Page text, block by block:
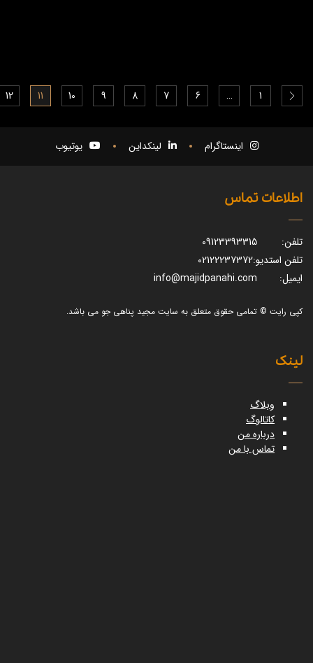
1
…
6
7
8
9
10
11
12
اینستاگرام لینکداین یوتیوب
اطلاعات تماس
تلفن:
09123393315
تلفن استدیو:02122237372
ایمیل:
info@majidpanahi.com
کپی رایت © تمامی حقوق متعلق به سایت مجید پناهی جو می باشد.
لینک
وبلاگ
کاتالوگ
درباره من
تماس با من